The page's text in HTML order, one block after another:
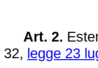
Art. 2.
32, legge 23